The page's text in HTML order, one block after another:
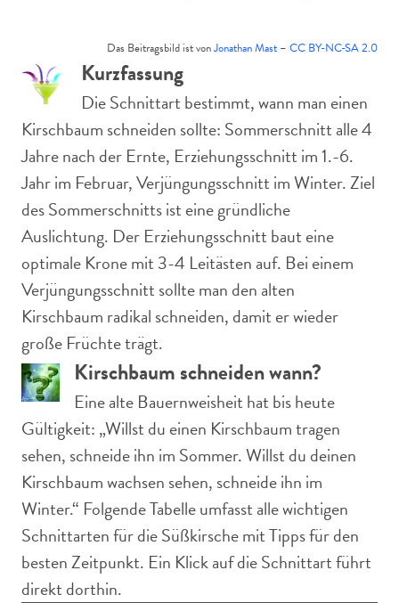
Das Beitragsbild ist vonJonathan Mast – CC BY-NC-SA 2.0
Kurzfassung
Die Schnittart bestimmt, wann man einen
Kirschbaum schneiden sollte: Sommerschnitt alle 4
Jahre nach der Ernte, Erziehungsschnitt im 1.-6.
Jahr im Februar, Verjüngungsschnitt im Winter. Ziel
des Sommerschnitts ist eine gründliche
Auslichtung. Der Erziehungsschnitt baut eine
optimale Krone mit 3-4 Leitästen auf. Bei einem
Verjüngungsschnitt sollte man den alten
Kirschbaum radikal schneiden, damit er wieder
große Früchte trägt.
Kirschbaum schneiden wann?
Eine alte Bauernweisheit hat bis heute
Gültigkeit: „Willst du einen Kirschbaum tragen
sehen, schneide ihn im Sommer. Willst du deinen
Kirschbaum wachsen sehen, schneide ihn im
Winter.“ Folgende Tabelle umfasst alle wichtigen
Schnittarten für die Süßkirsche mit Tipps für den
besten Zeitpunkt. Ein Klick auf die Schnittart führt
direkt dorthin.